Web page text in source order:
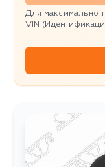
Для максимально
VIN